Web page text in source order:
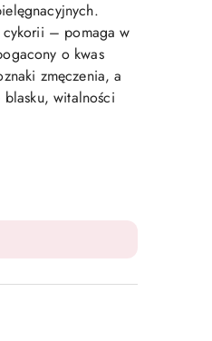
cykorii – pomaga w
o kwas
zmęczenia, a
witalności